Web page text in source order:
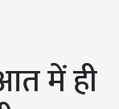
में ही